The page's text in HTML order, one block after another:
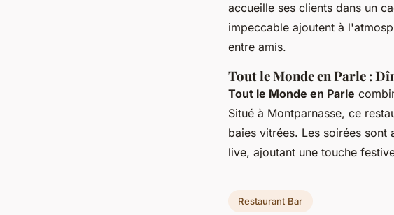
accueille ses clients dans un
impeccable ajoutent à
entre amis.
Tout le Monde en Parle :
Tout le Monde en Parle
Situé à Montparnasse, ce
baies vitrées. Les soirées
live, ajoutant une touche
Restaurant Bar